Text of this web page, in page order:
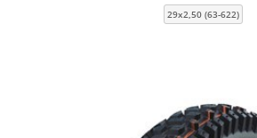
29x2,50 (63-622)